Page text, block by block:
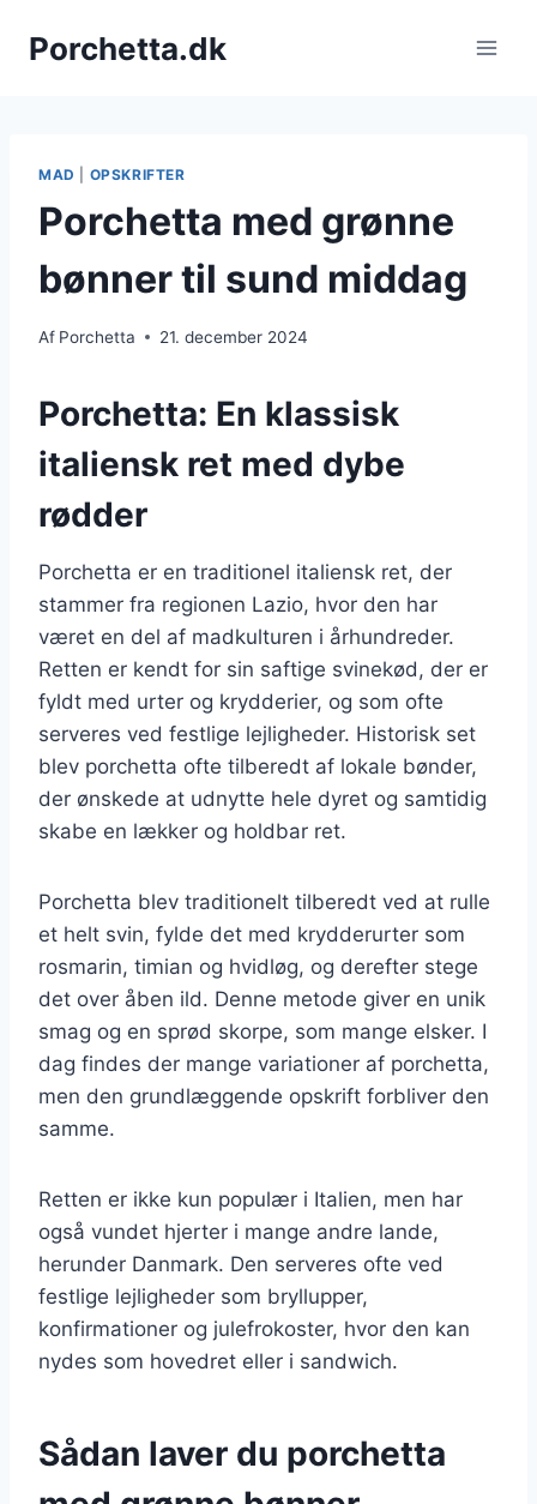
Porchetta.dk
MAD OPSKRIFTER
Porchetta med grønne
bønner til sund middag
Af Porchetta 21. december 2024
Porchetta: En klassisk
italiensk ret med dybe
rødder
Porchetta er en traditionel italiensk ret, der
stammer fra regionen Lazio, hvor den har
været en del af madkulturen i århundreder.
Retten er kendt for sin saftige svinekød, der er
fyldt med urter og krydderier, og som ofte
serveres ved festlige lejligheder. Historisk set
blev porchetta ofte tilberedt af lokale bønder,
der ønskede at udnytte hele dyret og samtidig
skabe en lækker og holdbar ret.
Porchetta blev traditionelt tilberedt ved at rulle
et helt svin, fylde det med krydderurter som
rosmarin, timian og hvidløg, og derefter stege
det over åben ild. Denne metode giver en unik
smag og en sprød skorpe, som mange elsker. I
dag findes der mange variationer af porchetta,
men den grundlæggende opskrift forbliver den
samme.
Retten er ikke kun populær i Italien, men har
også vundet hjerter i mange andre lande,
herunder Danmark. Den serveres ofte ved
festlige lejligheder som bryllupper,
konfirmationer og julefrokoster, hvor den kan
nydes som hovedret eller i sandwich.
Sådan laver du porchetta